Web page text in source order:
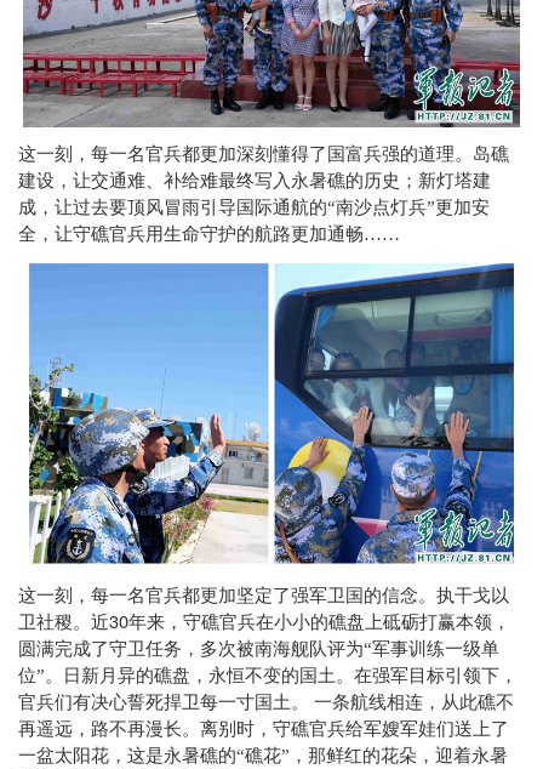
这一刻，每一名官兵都更加深刻懂得了国富兵强的道理。岛礁
建设，让交通难、补给难最终写入永暑礁的历史；新灯塔建
成，让过去要顶风冒雨引导国际通航的“南沙点灯兵”更加安
全，让守礁官兵用生命守护的航路更加通畅……
这一刻，每一名官兵都更加坚定了强军卫国的信念。执干戈以
卫社稷。近30年来，守礁官兵在小小的礁盘上砥砺打赢本领，
圆满完成了守卫任务，多次被南海舰队评为“军事训练一级单
位”。日新月异的礁盘，永恒不变的国土。在强军目标引领下，
官兵们有决心誓死捍卫每一寸国土。 一条航线相连，从此礁不
再遥远，路不再漫长。离别时，守礁官兵给军嫂军娃们送上了
一盆太阳花，这是永暑礁的“礁花”，那鲜红的花朵，迎着永暑